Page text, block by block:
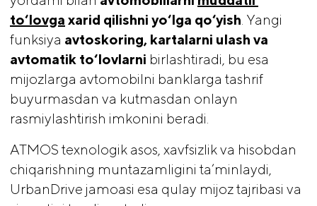
to‘lovga xarid qilishni yo‘lga qo‘yish . Yangi
funksiya avtoskoring, kartalarni ulash va
avtomatik to‘lovlarni birlashtiradi, bu esa
mijozlarga avtomobilni banklarga tashrif
buyurmasdan va kutmasdan onlayn
rasmiylashtirish imkonini beradi.
ATMOS texnologik asos, xavfsizlik va hisobdan
chiqarishning muntazamligini ta’minlaydi,
UrbanDrive jamoasi esa qulay mijoz tajribasi va